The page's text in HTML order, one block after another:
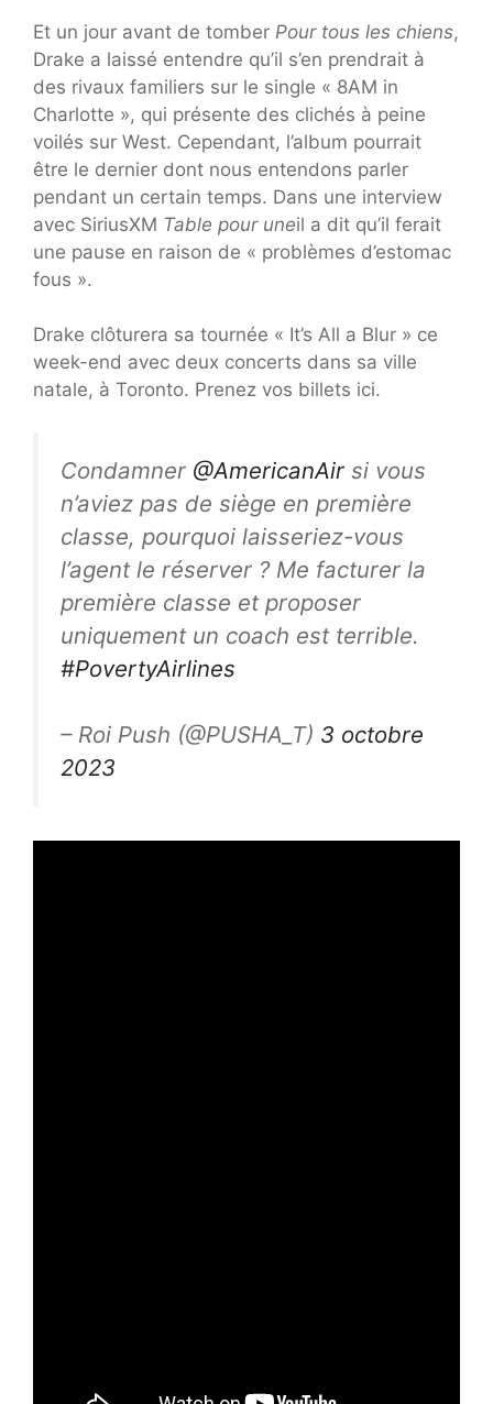
Et un jour avant de tomber Pour tous les chiens,
Drake a laissé entendre qu’il s’en prendrait à
des rivaux familiers sur le single « 8AM in
Charlotte », qui présente des clichés à peine
voilés sur West. Cependant, l’album pourrait
être le dernier dont nous entendons parler
pendant un certain temps. Dans une interview
avec SiriusXM Table pour uneil a dit qu’il ferait
une pause en raison de « problèmes d’estomac
fous ».
Drake clôturera sa tournée « It’s All a Blur » ce
week-end avec deux concerts dans sa ville
natale, à Toronto. Prenez vos billets ici.
Condamner @AmericanAir si vous
n’aviez pas de siège en première
classe, pourquoi laisseriez-vous
l’agent le réserver ? Me facturer la
première classe et proposer
uniquement un coach est terrible.
#PovertyAirlines
– Roi Push (@PUSHA_T) 3 octobre
2023